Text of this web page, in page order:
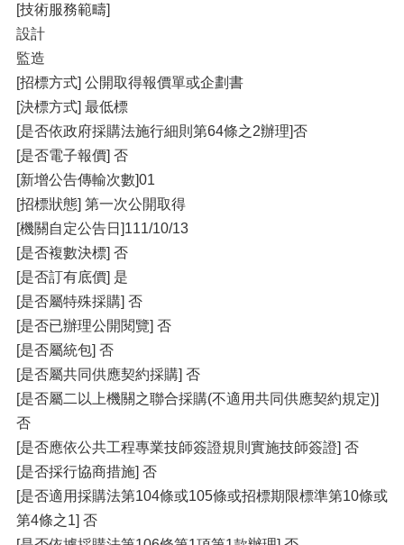
[技術服務範疇]
設計
監造
[招標方式] 公開取得報價單或企劃書
[決標方式] 最低標
[是否依政府採購法施行細則第64條之2辦理]否
[是否電子報價] 否
[新增公告傳輸次數]01
[招標狀態] 第一次公開取得
[機關自定公告日]111/10/13
[是否複數決標] 否
[是否訂有底價] 是
[是否屬特殊採購] 否
[是否已辦理公開閱覽] 否
[是否屬統包] 否
[是否屬共同供應契約採購] 否
[是否屬二以上機關之聯合採購(不適用共同供應契約規定)]
否
[是否應依公共工程專業技師簽證規則實施技師簽證] 否
[是否採行協商措施] 否
[是否適用採購法第104條或105條或招標期限標準第10條或
第4條之1] 否